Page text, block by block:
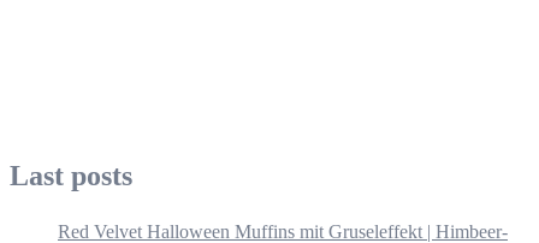
Last posts
Red Velvet Halloween Muffins mit Gruseleffekt | Himbeer-